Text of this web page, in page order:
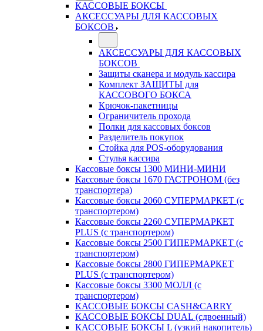
КАССОВЫЕ БОКСЫ
АКСЕССУАРЫ ДЛЯ КАССОВЫХ
БОКСОВ
АКСЕССУАРЫ ДЛЯ КАССОВЫХ
БОКСОВ
Защиты сканера и модуль кассира
Комплект ЗАЩИТЫ для
КАССОВОГО БОКСА
Крючок-пакетницы
Ограничитель прохода
Полки для кассовых боксов
Разделитель покупок
Стойка для POS-оборудования
Стулья кассира
Кассовые боксы 1300 МИНИ-МИНИ
Кассовые боксы 1670 ГАСТРОНОМ (без
транспортера)
Кассовые боксы 2060 СУПЕРМАРКЕТ (с
транспортером)
Кассовые боксы 2260 СУПЕРМАРКЕТ
PLUS (с транспортером)
Кассовые боксы 2500 ГИПЕРМАРКЕТ (с
транспортером)
Кассовые боксы 2800 ГИПЕРМАРКЕТ
PLUS (с транспортером)
Кассовые боксы 3300 МОЛЛ (с
транспортером)
КАССОВЫЕ БОКСЫ CASH&CARRY
КАССОВЫЕ БОКСЫ DUAL (сдвоенный)
КАССОВЫЕ БОКСЫ L (узкий накопитель)